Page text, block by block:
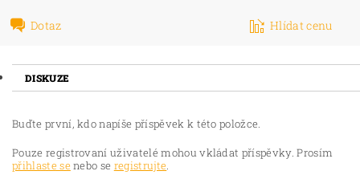
Dotaz Hlídat cenu
DISKUZE
Buďte první, kdo napíše příspěvek k této položce.
Pouze registrovaní uživatelé mohou vkládat příspěvky. Prosím
přihlaste senebo se registrujte.